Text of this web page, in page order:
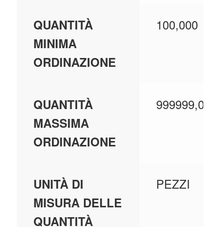
QUANTITÀ
MINIMA
ORDINAZIONE
100,000
QUANTITÀ
MASSIMA
ORDINAZIONE
999999,000
UNITÀ DI
MISURA DELLE
QUANTITÀ
PEZZI